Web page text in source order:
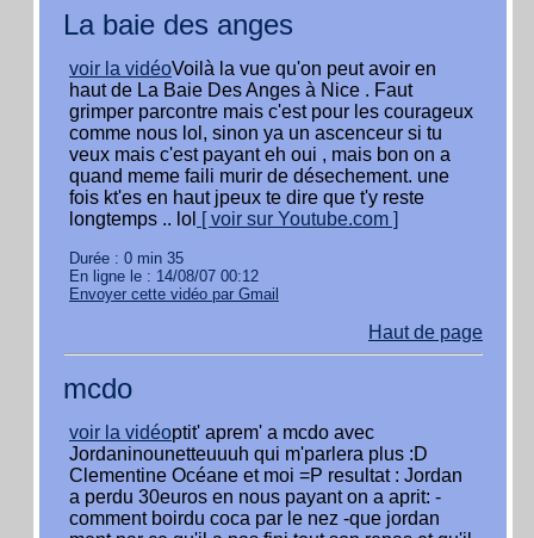
La baie des anges
voir la vidéoVoilà la vue qu'on peut avoir en
haut de La Baie Des Anges à Nice . Faut
grimper parcontre mais c'est pour les courageux
comme nous lol, sinon ya un ascenceur si tu
veux mais c'est payant eh oui , mais bon on a
quand meme faili murir de désechement. une
fois kt'es en haut jpeux te dire que t'y reste
longtemps .. lol [ voir sur Youtube.com ]
Durée : 0 min 35
En ligne le : 14/08/07 00:12
Envoyer cette vidéo par Gmail
Haut de page
mcdo
voir la vidéoptit' aprem' a mcdo avec
Jordaninounetteuuuh qui m'parlera plus :D
Clementine Océane et moi =P resultat : Jordan
a perdu 30euros en nous payant on a aprit: -
comment boirdu coca par le nez -que jordan